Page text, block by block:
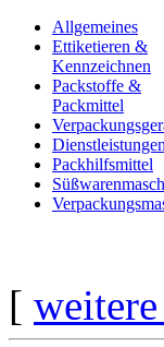
Allgemeines
Ettiketieren &
Kennzeichnen
Packstoffe &
Packmittel
Dienstleistungen
Packhilfsmittel
[